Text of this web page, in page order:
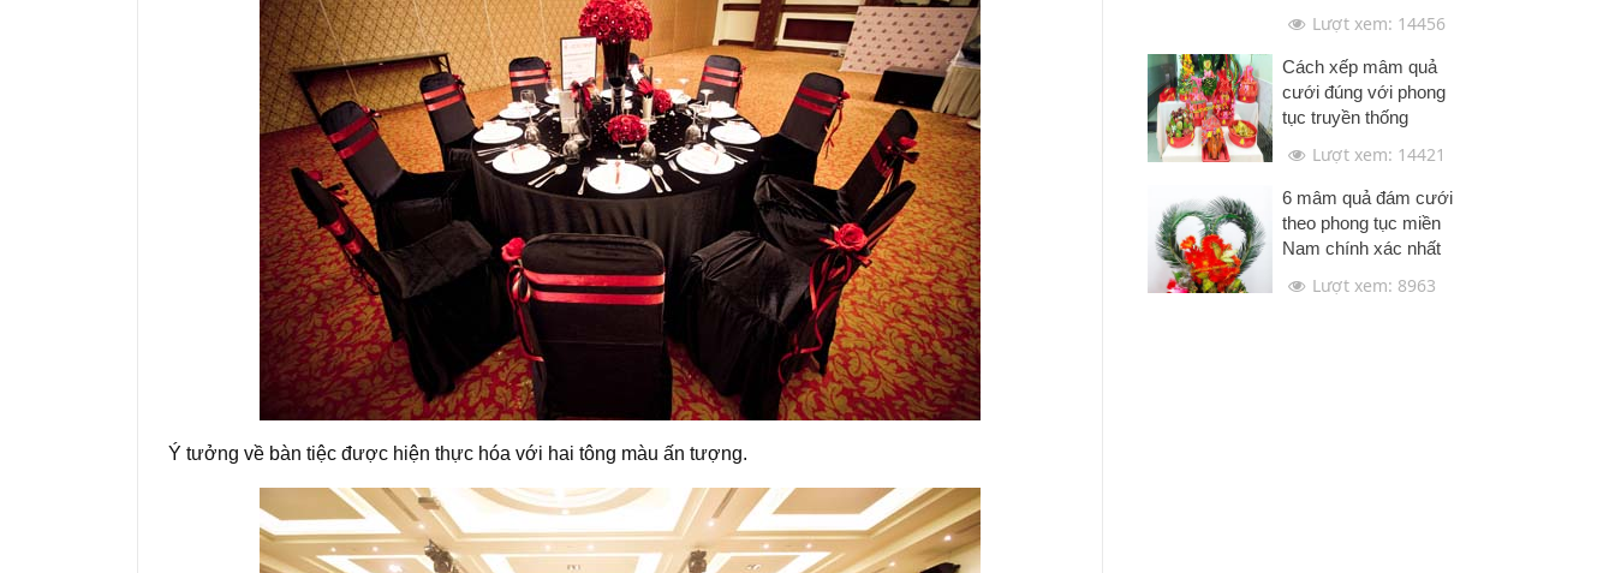
Ý tưởng về bàn tiệc được hiện thực hóa với hai tông màu ấn tượng.
Lượt xem: 14456
Cách xếp mâm quả
cưới đúng với phong
tục truyền thống
Lượt xem: 14421
6 mâm quả đám cưới
theo phong tục miền
Nam chính xác nhất
Lượt xem: 8963